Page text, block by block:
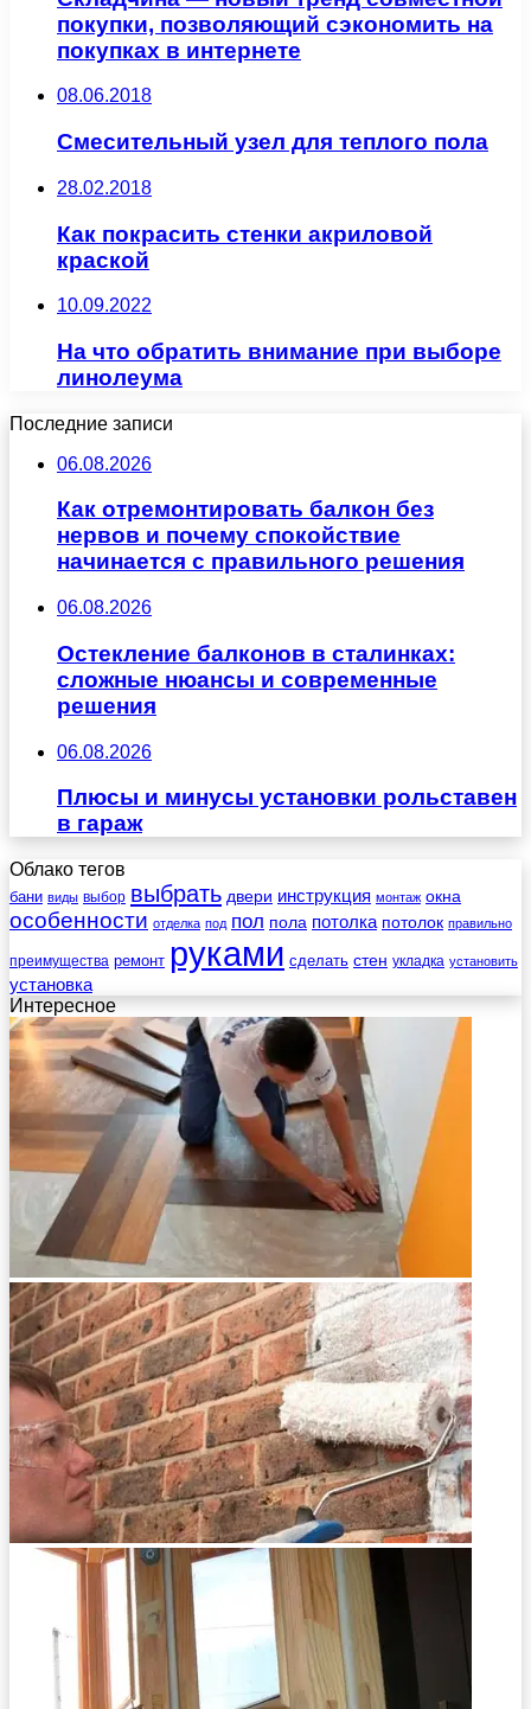
покупки, позволяющий сэкономить на
покупках в интернете
08.06.2018
Смесительный узел для теплого пола
28.02.2018
Как покрасить стенки акриловой
краской
10.09.2022
На что обратить внимание при выборе
линолеума
Последние записи
06.08.2026
Как отремонтировать балкон без
нервов и почему спокойствие
начинается с правильного решения
06.08.2026
Остекление балконов в сталинках:
сложные нюансы и современные
решения
06.08.2026
Плюсы и минусы установки рольставен
в гараж
Облако тегов
бани виды выбор выбрать двери инструкция монтаж окна
особенности отделка под пол пола потолка потолок правильно
преимущества ремонт руками сделать стен укладка установить
установка
Интересное